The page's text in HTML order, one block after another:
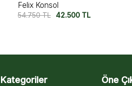
Kavala Konsol
67.500TL 55.000TL
Kategoriler
Öne